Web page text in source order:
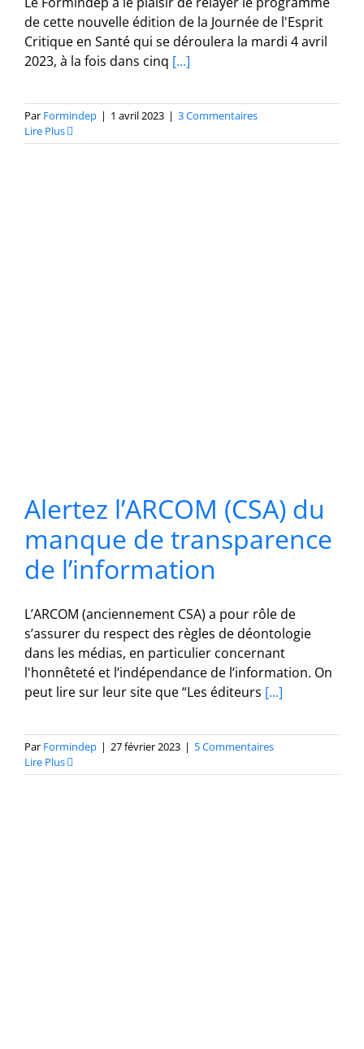
de cette nouvelle édition de la Journée de l'Esprit
Critique en Santé qui se déroulera la mardi 4 avril
2023, à la fois dans cinq [...]
Par Formindep | 1 avril 2023 | 3 Commentaires
Lire Plus
Alertez l’ARCOM (CSA) du
manque de transparence
de l’information
L’ARCOM (anciennement CSA) a pour rôle de
s’assurer du respect des règles de déontologie
dans les médias, en particulier concernant
l'honnêteté et l’indépendance de l’information. On
peut lire sur leur site que “Les éditeurs [...]
Par Formindep | 27 février 2023 | 5 Commentaires
Lire Plus